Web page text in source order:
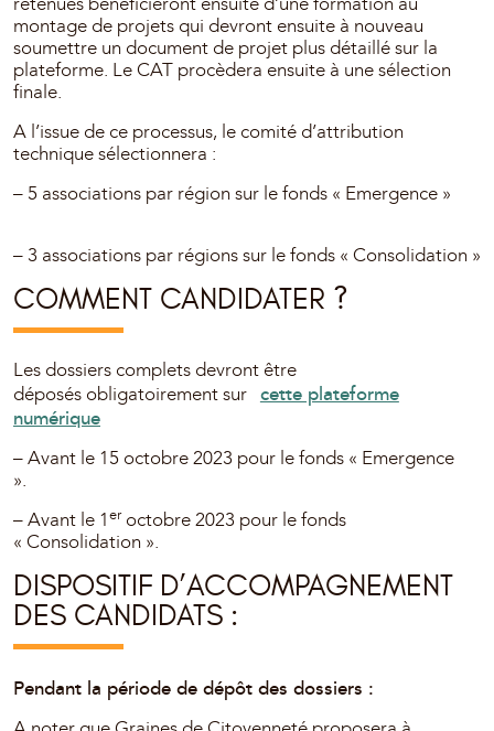
montage de projets qui devront ensuite à nouveau
soumettre un document de projet plus détaillé sur la
plateforme. Le CAT procèdera ensuite à une sélection
finale.
A l’issue de ce processus, le comité d’attribution
technique sélectionnera :
– 5 associations par région sur le fonds « Emergence »
– 3 associations par régions sur le fonds « Consolidation »
COMMENT CANDIDATER ?
Les dossiers complets devront être
déposés obligatoirement sur cette plateforme
numérique
– Avant le 15 octobre 2023 pour le fonds « Emergence
».
– Avant le 1 eroctobre 2023 pour le fonds
« Consolidation ».
DISPOSITIF D’ACCOMPAGNEMENT
DES CANDIDATS :
Pendant la période de dépôt des dossiers :